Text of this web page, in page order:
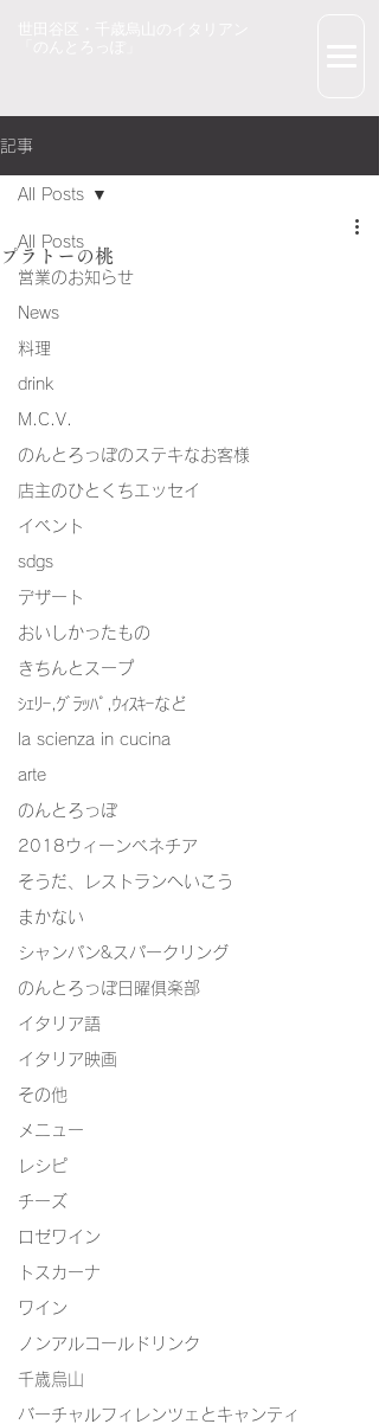
記事
All Posts
営業のお知らせ
News
料理
drink
M.C.V.
のんとろっぽのステキなお客様
店主のひとくちエッセイ
イベント
sdgs
デザート
おいしかったもの
きちんとスープ
ｼｪﾘｰ,ｸﾞﾗｯﾊﾟ,ｳｨｽｷｰなど
la scienza in cucina
arte
のんとろっぽ
2018ウィーンベネチア
そうだ、レストランへいこう
まかない
シャンパン&スパークリング
のんとろっぽ日曜俱楽部
イタリア語
イタリア映画
その他
メニュー
レシピ
チーズ
ロゼワイン
トスカーナ
ワイン
ノンアルコールドリンク
千歳烏山
バーチャルフィレンツェとキャンティ
All Posts
プラトーの桃